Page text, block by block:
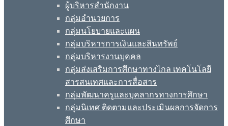
ผู้บริหารสำนักงาน
กลุ่มอำนวยการ
กลุ่มนโยบายและแผน
กลุ่มบริหารการเงินและสินทรัพย์
กลุ่มบริหารงานบุคคล
กลุ่มส่งเสริมการศึกษาทางไกล เทคโนโลยี
สารสนเทศและการสื่อสาร
กลุ่มพัฒนาครูและบุคลากรทางการศึกษา
กลุ่มนิเทศ ติดตามและประเมินผลการจัดการ
ศึกษา